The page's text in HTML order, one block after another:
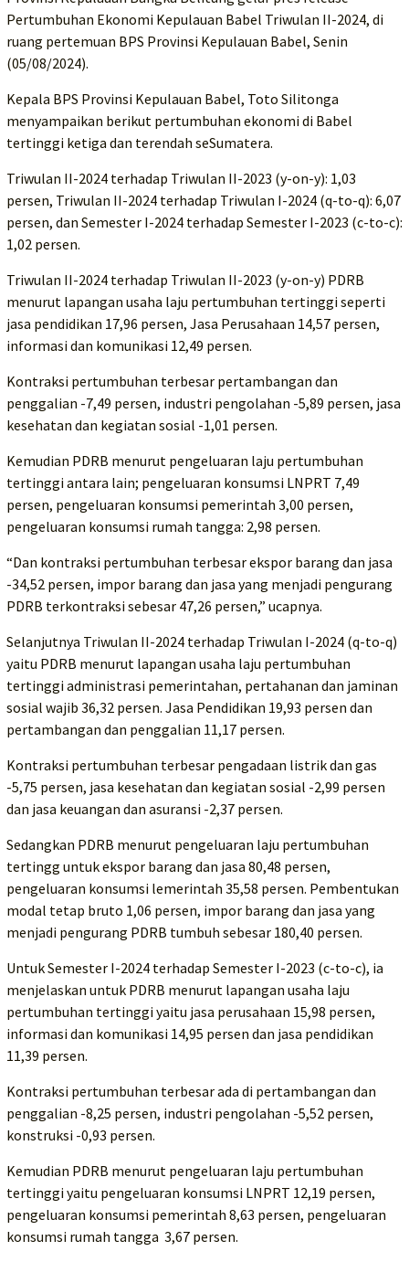
Pertumbuhan Ekonomi Kepulauan Babel Triwulan II-2024, di
ruang pertemuan BPS Provinsi Kepulauan Babel, Senin
(05/08/2024).
Kepala BPS Provinsi Kepulauan Babel, Toto Silitonga
menyampaikan berikut pertumbuhan ekonomi di Babel
tertinggi ketiga dan terendah seSumatera.
Triwulan II-2024 terhadap Triwulan II-2023 (y-on-y): 1,03
persen, Triwulan II-2024 terhadap Triwulan I-2024 (q-to-q): 6,07
persen, dan Semester I-2024 terhadap Semester I-2023 (c-to-c):
1,02 persen.
Triwulan II-2024 terhadap Triwulan II-2023 (y-on-y) PDRB
menurut lapangan usaha laju pertumbuhan tertinggi seperti
jasa pendidikan 17,96 persen, Jasa Perusahaan 14,57 persen,
informasi dan komunikasi 12,49 persen.
Kontraksi pertumbuhan terbesar pertambangan dan
penggalian -7,49 persen, industri pengolahan -5,89 persen, jasa
kesehatan dan kegiatan sosial -1,01 persen.
Kemudian PDRB menurut pengeluaran laju pertumbuhan
tertinggi antara lain; pengeluaran konsumsi LNPRT 7,49
persen, pengeluaran konsumsi pemerintah 3,00 persen,
pengeluaran konsumsi rumah tangga: 2,98 persen.
“Dan kontraksi pertumbuhan terbesar ekspor barang dan jasa
-34,52 persen, impor barang dan jasa yang menjadi pengurang
PDRB terkontraksi sebesar 47,26 persen,” ucapnya.
Selanjutnya Triwulan II-2024 terhadap Triwulan I-2024 (q-to-q)
yaitu PDRB menurut lapangan usaha laju pertumbuhan
tertinggi administrasi pemerintahan, pertahanan dan jaminan
sosial wajib 36,32 persen. Jasa Pendidikan 19,93 persen dan
pertambangan dan penggalian 11,17 persen.
Kontraksi pertumbuhan terbesar pengadaan listrik dan gas
-5,75 persen, jasa kesehatan dan kegiatan sosial -2,99 persen
dan jasa keuangan dan asuransi -2,37 persen.
Sedangkan PDRB menurut pengeluaran laju pertumbuhan
tertingg untuk ekspor barang dan jasa 80,48 persen,
pengeluaran konsumsi lemerintah 35,58 persen. Pembentukan
modal tetap bruto 1,06 persen, impor barang dan jasa yang
menjadi pengurang PDRB tumbuh sebesar 180,40 persen.
Untuk Semester I-2024 terhadap Semester I-2023 (c-to-c), ia
menjelaskan untuk PDRB menurut lapangan usaha laju
pertumbuhan tertinggi yaitu jasa perusahaan 15,98 persen,
informasi dan komunikasi 14,95 persen dan jasa pendidikan
11,39 persen.
Kontraksi pertumbuhan terbesar ada di pertambangan dan
penggalian -8,25 persen, industri pengolahan -5,52 persen,
konstruksi -0,93 persen.
Kemudian PDRB menurut pengeluaran laju pertumbuhan
tertinggi yaitu pengeluaran konsumsi LNPRT 12,19 persen,
pengeluaran konsumsi pemerintah 8,63 persen, pengeluaran
konsumsi rumah tangga 3,67 persen.